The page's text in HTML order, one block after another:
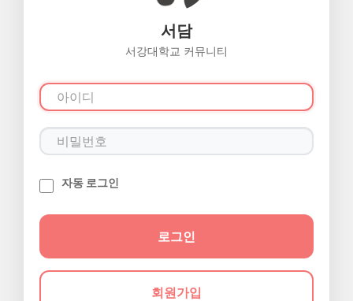
서담
서강대학교 커뮤니티
자동 로그인
회원가입